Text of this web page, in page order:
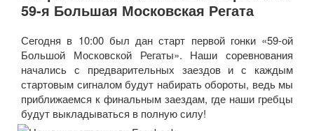
59-я Большая Московская Регата
Сегодня в 10:00 был дан старт первой гонки «59-ой
Большой Московской Регаты». Наши соревнования
начались с предварительных заездов и с каждым
стартовым сигналом будут набирать обороты, ведь мы
приближаемся к финальным заездам, где наши гребцы
будут выкладываться в полную силу!